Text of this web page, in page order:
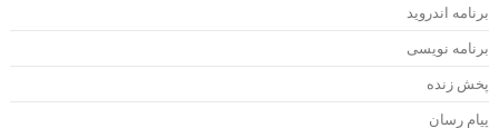
اندروید
نویسی
زنده
رسان